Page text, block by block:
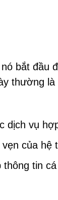
bắt đầu
thường
dịch vụ
của hệ
thông tin